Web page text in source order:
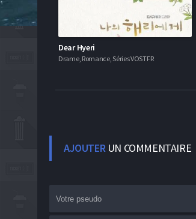
Dear Hyeri
Drame, Romance, Séries VOSTFR
AJOUTERUN COMMENTAIRE